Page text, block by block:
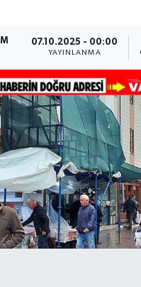
07.10.2025 - 00:00
YAYINLANMA